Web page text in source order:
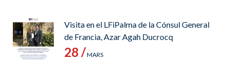
Visita en el LFiPalma de la Cónsul General
de Francia, Azar Agah Ducrocq
28 /MARS